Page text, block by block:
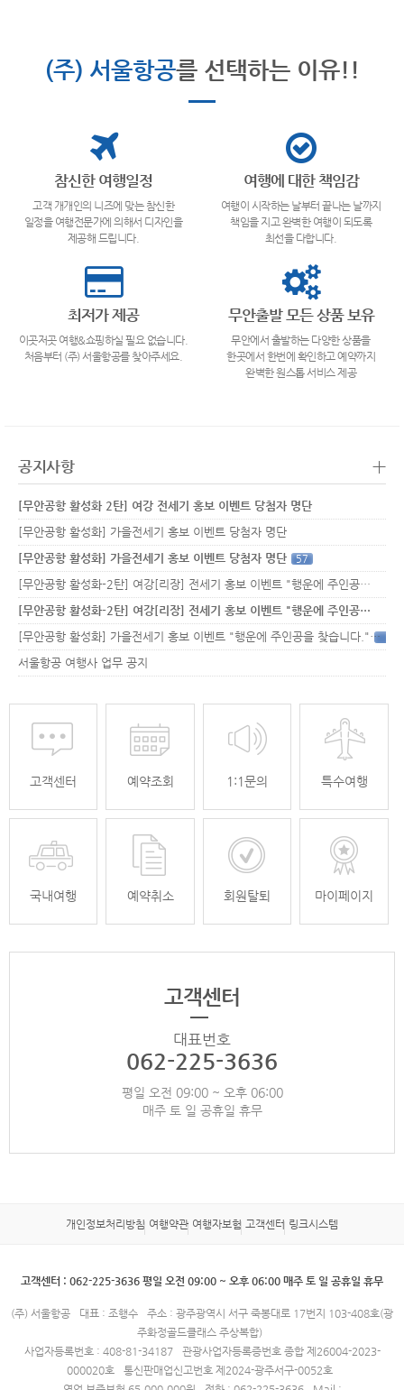
(주) 서울항공를 선택하는 이유!!
참신한 여행일정
고객 개개인의 니즈에 맞는 참신한
일정을 여행전문가에 의해서 디자인을
제공해 드립니다.
여행에 대한 책임감
여행이 시작하는 날부터 끝나는 날까지
책임을 지고 완벽한 여행이 되도록
최선을 다합니다.
최저가 제공
이곳저곳 여행&쇼핑하실 필요 없습니다.
처음부터 (주) 서울항공를 찾아주세요.
무안출발 모든 상품 보유
무안에서 출발하는 다양한 상품을
한곳에서 한번에 확인하고 예약까지
완벽한 원스톱 서비스 제공
공지사항 +
[무안공항 활성화 2탄] 여강 전세기 홍보 이벤트 당첨자 명단
[무안공항 활성화] 가을전세기 홍보 이벤트 당첨자 명단
[무안공항 활성화] 가을전세기 홍보 이벤트 당첨자 명단
57
[무안공항 활성화-2탄] 여강[리장] 전세기 홍보 이벤트 "행운에 주인공…
[무안공항 활성화-2탄] 여강[리장] 전세기 홍보 이벤트 "행운에 주인공…
[무안공항 활성화] 가을전세기 홍보 이벤트 "행운에 주인공을 찾습니다."33
서울항공 여행사 업무 공지
고객센터 예약조회 1:1문의 특수여행
국내여행 예약취소 회원탈퇴 마이페이지
고객센터
대표번호
062-225-3636
평일 오전 09:00 ~ 오후 06:00
매주 토 일 공휴일 휴무
개인정보처리방침 여행약관 여행자보험 고객센터 링크시스템
고객센터 : 062-225-3636 평일 오전 09:00 ~ 오후 06:00 매주 토 일 공휴일 휴무
(주) 서울항공 대표 : 조행수
주소 : 광주광역시 서구 죽봉대로 17번지 103-408호(광
주화정골드클래스 주상복합)
사업자등록번호 : 408-81-34187
관광사업자등록증번호 종합 제26004-2023-
000020호
통신판매업신고번호 제2024-광주서구-0052호